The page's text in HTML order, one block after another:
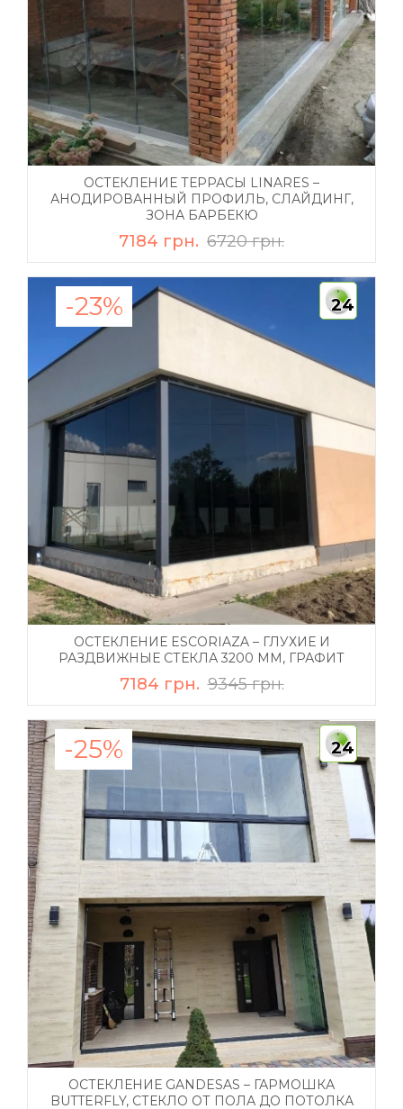
ОСТЕКЛЕНИЕ ТЕРРАСЫ LINARES –
АНОДИРОВАННЫЙ ПРОФИЛЬ, СЛАЙДИНГ,
ЗОНА БАРБЕКЮ
7184 грн. 6720 грн.
-23% 24
ОСТЕКЛЕНИЕ ESCORIAZA – ГЛУХИЕ И
РАЗДВИЖНЫЕ СТЕКЛА 3200 ММ, ГРАФИТ
7184 грн. 9345 грн.
-25% 24
ОСТЕКЛЕНИЕ GANDESAS – ГАРМОШКА
BUTTERFLY, СТЕКЛО ОТ ПОЛА ДО ПОТОЛКА